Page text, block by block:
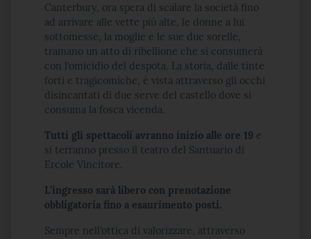
Canterbury, ora spera di scalare la società fino
ad arrivare alle vette più alte, le donne a lui
sottomesse, la moglie e le sue due sorelle,
tramano un atto di ribellione che si consumerà
con l’omicidio del despota. La storia, dalle tinte
forti e tragicomiche, è vista attraverso gli occhi
disincantati di due serve del castello dove si
consuma la fosca vicenda.
Tutti gli spettacoli avranno inizio alle ore 19 e
si terranno presso il teatro del Santuario di
Ercole Vincitore.
L’ingresso sarà libero con prenotazione
obbligatoria fino a esaurimento posti.
Sempre nell’ottica di valorizzare, attraverso